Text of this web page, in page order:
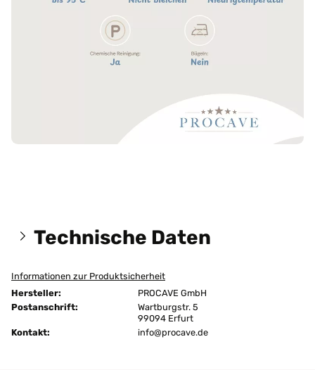
Technische Daten
Größen: 180x210 cm
Höhe: 4 cm
Ausführung: unversteppt
Informationen zur Produktsicherheit
Hersteller:
PROCAVE GmbH
Postanschrift:
Wartburgstr. 5
99094 Erfurt
Kontakt:
info@procave.de